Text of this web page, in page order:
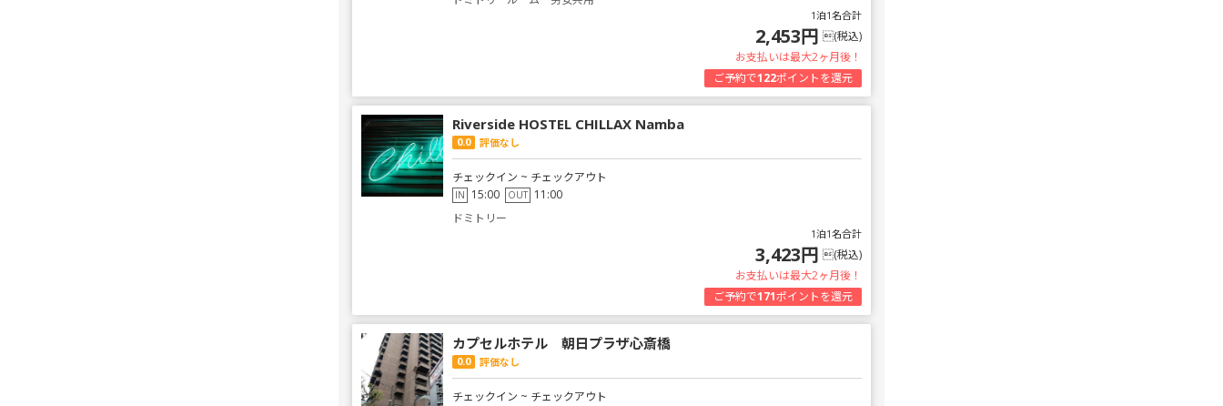
1泊1名合計
2,453円 (税込)
お支払いは最大2ヶ月後！
ご予約で122ポイントを還元
Riverside HOSTEL CHILLAX Namba
0.0 評価なし
チェックイン ~ チェックアウト
IN 15:00 OUT 11:00
ドミトリー
1泊1名合計
3,423円 (税込)
お支払いは最大2ヶ月後！
ご予約で171ポイントを還元
カプセルホテル 朝日プラザ心斎橋
0.0 評価なし
チェックイン ~ チェックアウト